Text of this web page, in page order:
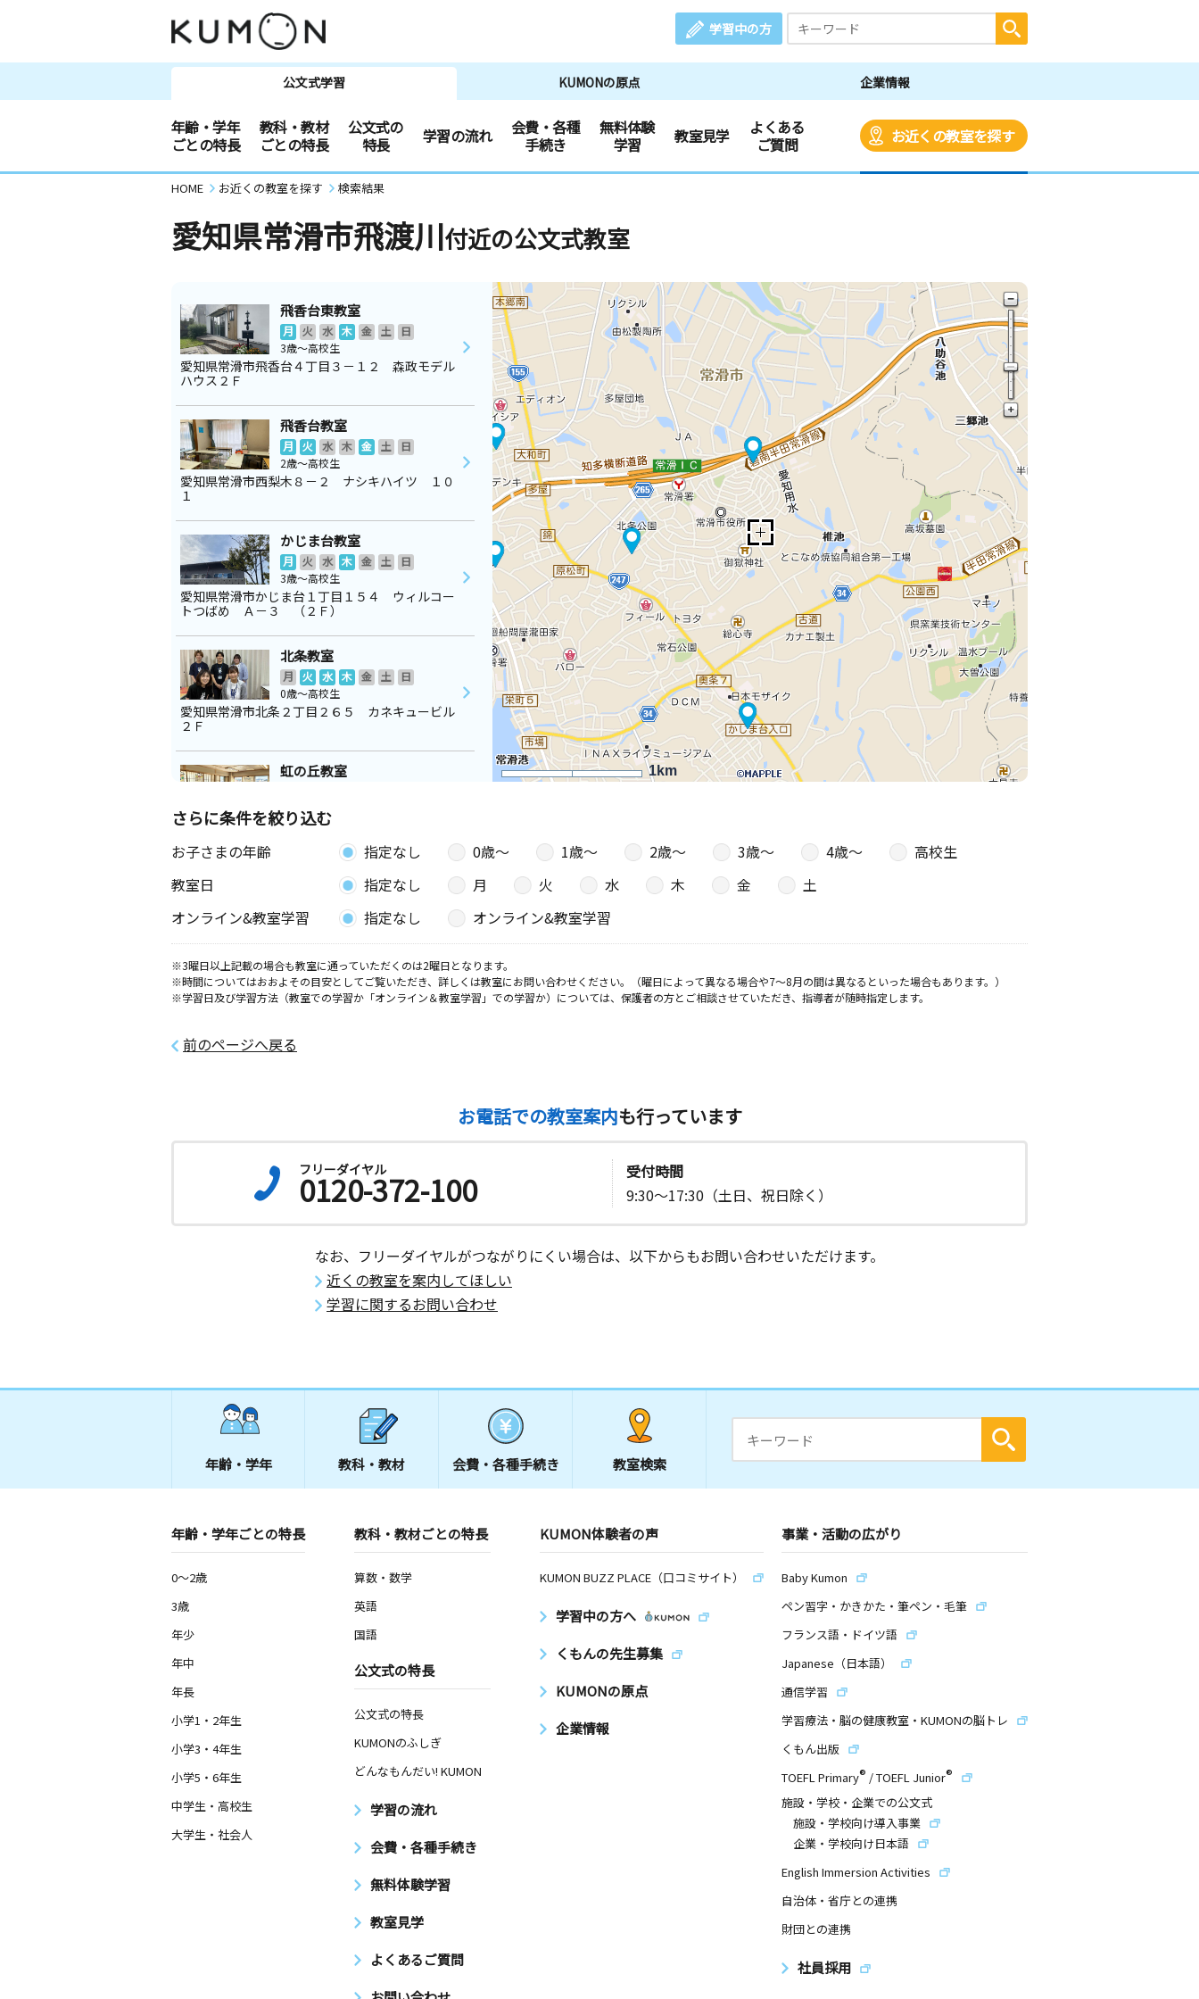
学習中の方
公文式学習 KUMONの原点 企業情報
年齢・学年
ごとの特長
教科・教材
ごとの特長
公文式の
特長
学習の流れ
会費・各種
手続き
無料体験
学習
教室見学
よくある
ご質問
お近くの教室を探す
HOME お近くの教室を探す 検索結果
愛知県常滑市飛渡川付近の公文式教室
1km
飛香台東教室
月 火 水 木 金 土
日
3歳～高校生
愛知県常滑市飛香台４丁目３－１２ 森政モデル
ハウス２Ｆ
飛香台教室
月 火 水 木 金 土
日
2歳～高校生
愛知県常滑市西梨木８－２ ナシキハイツ １０
１
かじま台教室
月 火 水 木 金 土
日
3歳～高校生
愛知県常滑市かじま台１丁目１５４ ウィルコー
トつばめ Ａ－３ （２Ｆ）
北条教室
月 火 水 木 金 土
日
0歳～高校生
愛知県常滑市北条２丁目２６５ カネキュービル
２Ｆ
虹の丘教室
3歳～高校生
愛知県常滑市虹の丘５丁目７４番地 多屋公民館
さらに条件を絞り込む
お子さまの年齢 指定なし 0歳〜 1歳〜 2歳〜 3歳〜 4歳〜
高校生
教室日
指定なし 月 火 水 木 金
土
オンライン&教室学習
指定なし オンライン&教室学習
※3曜日以上記載の場合も教室に通っていただくのは2曜日となります。
※時間についてはおおよその目安としてご覧いただき、詳しくは教室にお問い合わせください。（曜日によって異なる場合や7～8月の間は異なるといった場合もあります。）
※学習日及び学習方法（教室での学習か「オンライン＆教室学習」での学習か）については、保護者の方とご相談させていただき、指導者が随時指定します。
前のページへ戻る
お電話での教室案内も行っています
フリーダイヤル
0120-372-100
受付時間
9:30～17:30（土日、祝日除く）
なお、フリーダイヤルがつながりにくい場合は、以下からもお問い合わせいただけます。
近くの教室を案内してほしい
学習に関するお問い合わせ
年齢・学年 教科・教材 会費・ 各種手続き 教室検索
年齢・学年ごとの特長
0～2歳
3歳
年少
年中
年長
小学1・2年生
小学3・4年生
小学5・6年生
中学生・高校生
大学生・社会人
教科・教材ごとの特長
算数・数学
英語
国語
公文式の特長
公文式の特長
KUMONのふしぎ
どんなもんだい! KUMON
学習の流れ
会費・各種手続き
無料体験学習
教室見学
よくあるご質問
KUMON体験者の声
KUMON BUZZ PLACE（口コミサイト）
学習中の方へ
くもんの先生募集
KUMONの原点
企業情報
事業・活動の広がり
Baby Kumon
ペン習字・かきかた・筆ペン・毛筆
フランス語・ドイツ語
Japanese（日本語）
通信学習
学習療法・脳の健康教室・KUMONの脳トレ
くもん出版
TOEFL Primary® /TOEFL Junior®
施設・学校・企業での公文式
施設・学校向け導入事業
企業・学校向け日本語
English Immersion Activities
自治体・省庁との連携
財団との連携
社員採用